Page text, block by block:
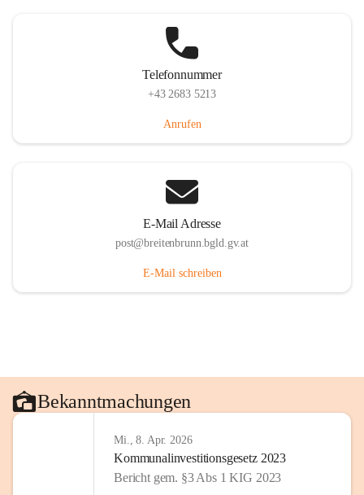
Telefonnummer
+43 2683 5213
Anrufen
E-Mail Adresse
post@breitenbrunn.bgld.gv.at
E-Mail schreiben
Bekanntmachungen
Mi., 8. Apr. 2026
Kommunalinvestitionsgesetz 2023
Bericht gem. §3 Abs 1 KIG 2023